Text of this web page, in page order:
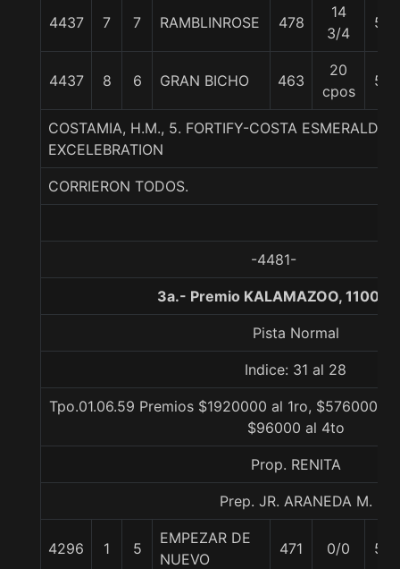
4437 7 7 RAMBLINROSE 478
14
3/4
55
4437 8 6 GRAN BICHO 463
20
cpos
55
COSTAMIA, H.M., 5. FORTIFY-COSTA ESMERALDA
EXCELEBRATION
CORRIERON TODOS.
-4481-
3a.- Premio KALAMAZOO, 1100
Pista Normal
Indice: 31 al 28
Tpo.01.06.59 Premios $1920000 al 1ro, $576000
$96000 al 4to
Prop. RENITA
Prep. JR. ARANEDA M.
4296 1 5
EMPEZAR DE
NUEVO
471 0/0 55